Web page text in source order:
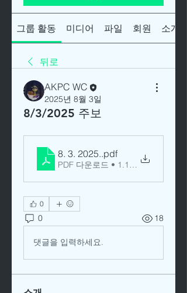
그룹 활동 미디어 파일 회원 소개
뒤로
AKPC WC
2025년 8월 3일
8/3/2025 주보
8. 3. 2025..pdf
PDF 다운로드 • 1.12MB
0
0 18
댓글을 입력하세요.